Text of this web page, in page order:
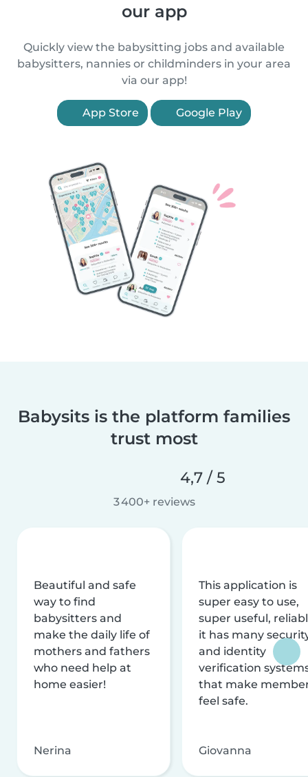
our app
Quickly view the babysitting jobs and available
babysitters, nannies or childminders in your area
via our app!
App Store Google Play
Babysits is the platform families
trust most
4,7 / 5
3 400+ reviews
Beautiful and safe
way to find
babysitters and
make the daily life of
mothers and fathers
who need help at
home easier!
Nerina
This application is
super easy to use,
super useful,
it has many
and identity
verification
that make
feel safe.
Giovanna